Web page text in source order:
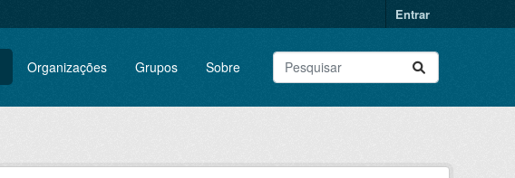
Entrar
Organizações Grupos Sobre